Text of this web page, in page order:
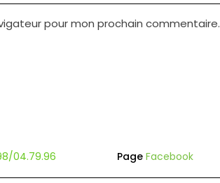
pour mon prochain commentaire.
04.79.96 Page Facebook